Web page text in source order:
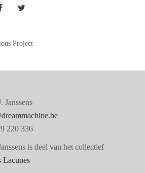
Project
Janssens
220 336
is deel van het collectief
Lacunes